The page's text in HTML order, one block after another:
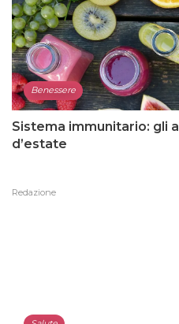
Benessere
Sistema immunitario: gli
d’estate
Redazione